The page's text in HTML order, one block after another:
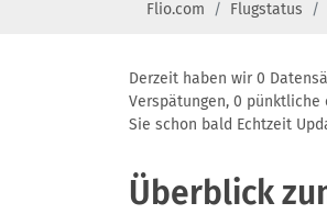
Flio.com Flugstatus
Derzeit haben wir 0
Verspätungen, 0
Sie schon bald Echtzeit
Überblick